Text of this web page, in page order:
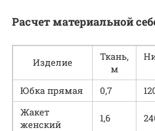
Расчет материальной
Изделие
Ткань,
м
Юбка прямая
0,7
Жакет
женский
1,6